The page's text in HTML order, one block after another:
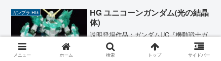
数々は、まさに圧倒的な殲滅力を感じさ
せる佇まいです。 ...
ガンプラ HG
HG ユニコーンガンダム(光の結晶
体)
説明登場作品：ガンダムUC『機動戦士ガ
ンダムUC』より、物語の最終局面で劇的
な変化を遂げたユニコーンガンダム（光
の結晶体）を製作しました。コロニーレ
メニュー ホーム 検索 トップ サイドバー